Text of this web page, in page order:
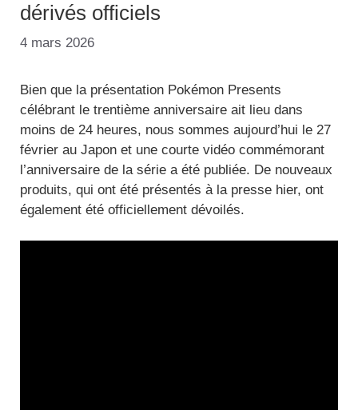
dérivés officiels
4 mars 2026
Bien que la présentation Pokémon Presents
célébrant le trentième anniversaire ait lieu dans
moins de 24 heures, nous sommes aujourd’hui le 27
février au Japon et une courte vidéo commémorant
l’anniversaire de la série a été publiée. De nouveaux
produits, qui ont été présentés à la presse hier, ont
également été officiellement dévoilés.